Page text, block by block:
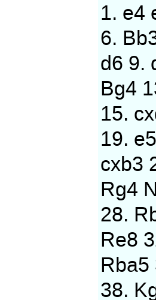
1. e4
6.
d6 9.
Bg4
15.
19.
cxb3
Rg4
28.
Re8
Rba5
38.